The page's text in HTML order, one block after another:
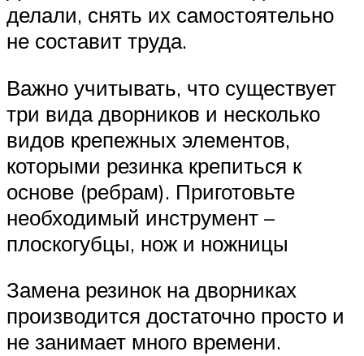
делали, снять их самостоятельно
не составит труда.
Важно учитывать, что существует
три вида дворников и несколько
видов крепежных элементов,
которыми резинка крепиться к
основе (ребрам). Приготовьте
необходимый инструмент –
плоскогубцы, нож и ножницы
Замена резинок на дворниках
производится достаточно просто и
не занимает много времени.